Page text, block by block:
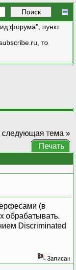
форума", пункт
то
следующая тема »
Печать
(в
обрабатывать.
Discriminated
Записан